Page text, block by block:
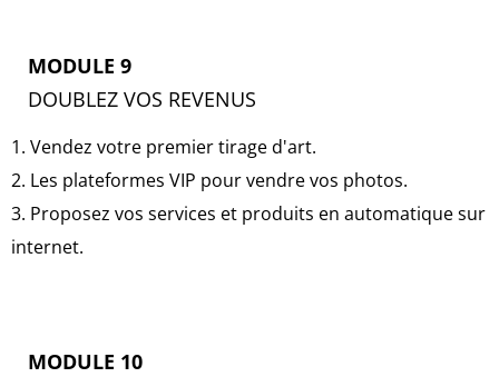
MODULE 9
DOUBLEZ VOS REVENUS
1. Vendez votre premier tirage d'art.
2. Les plateformes VIP pour vendre vos photos.
3. Proposez vos services et produits en automatique sur
internet.
MODULE 10